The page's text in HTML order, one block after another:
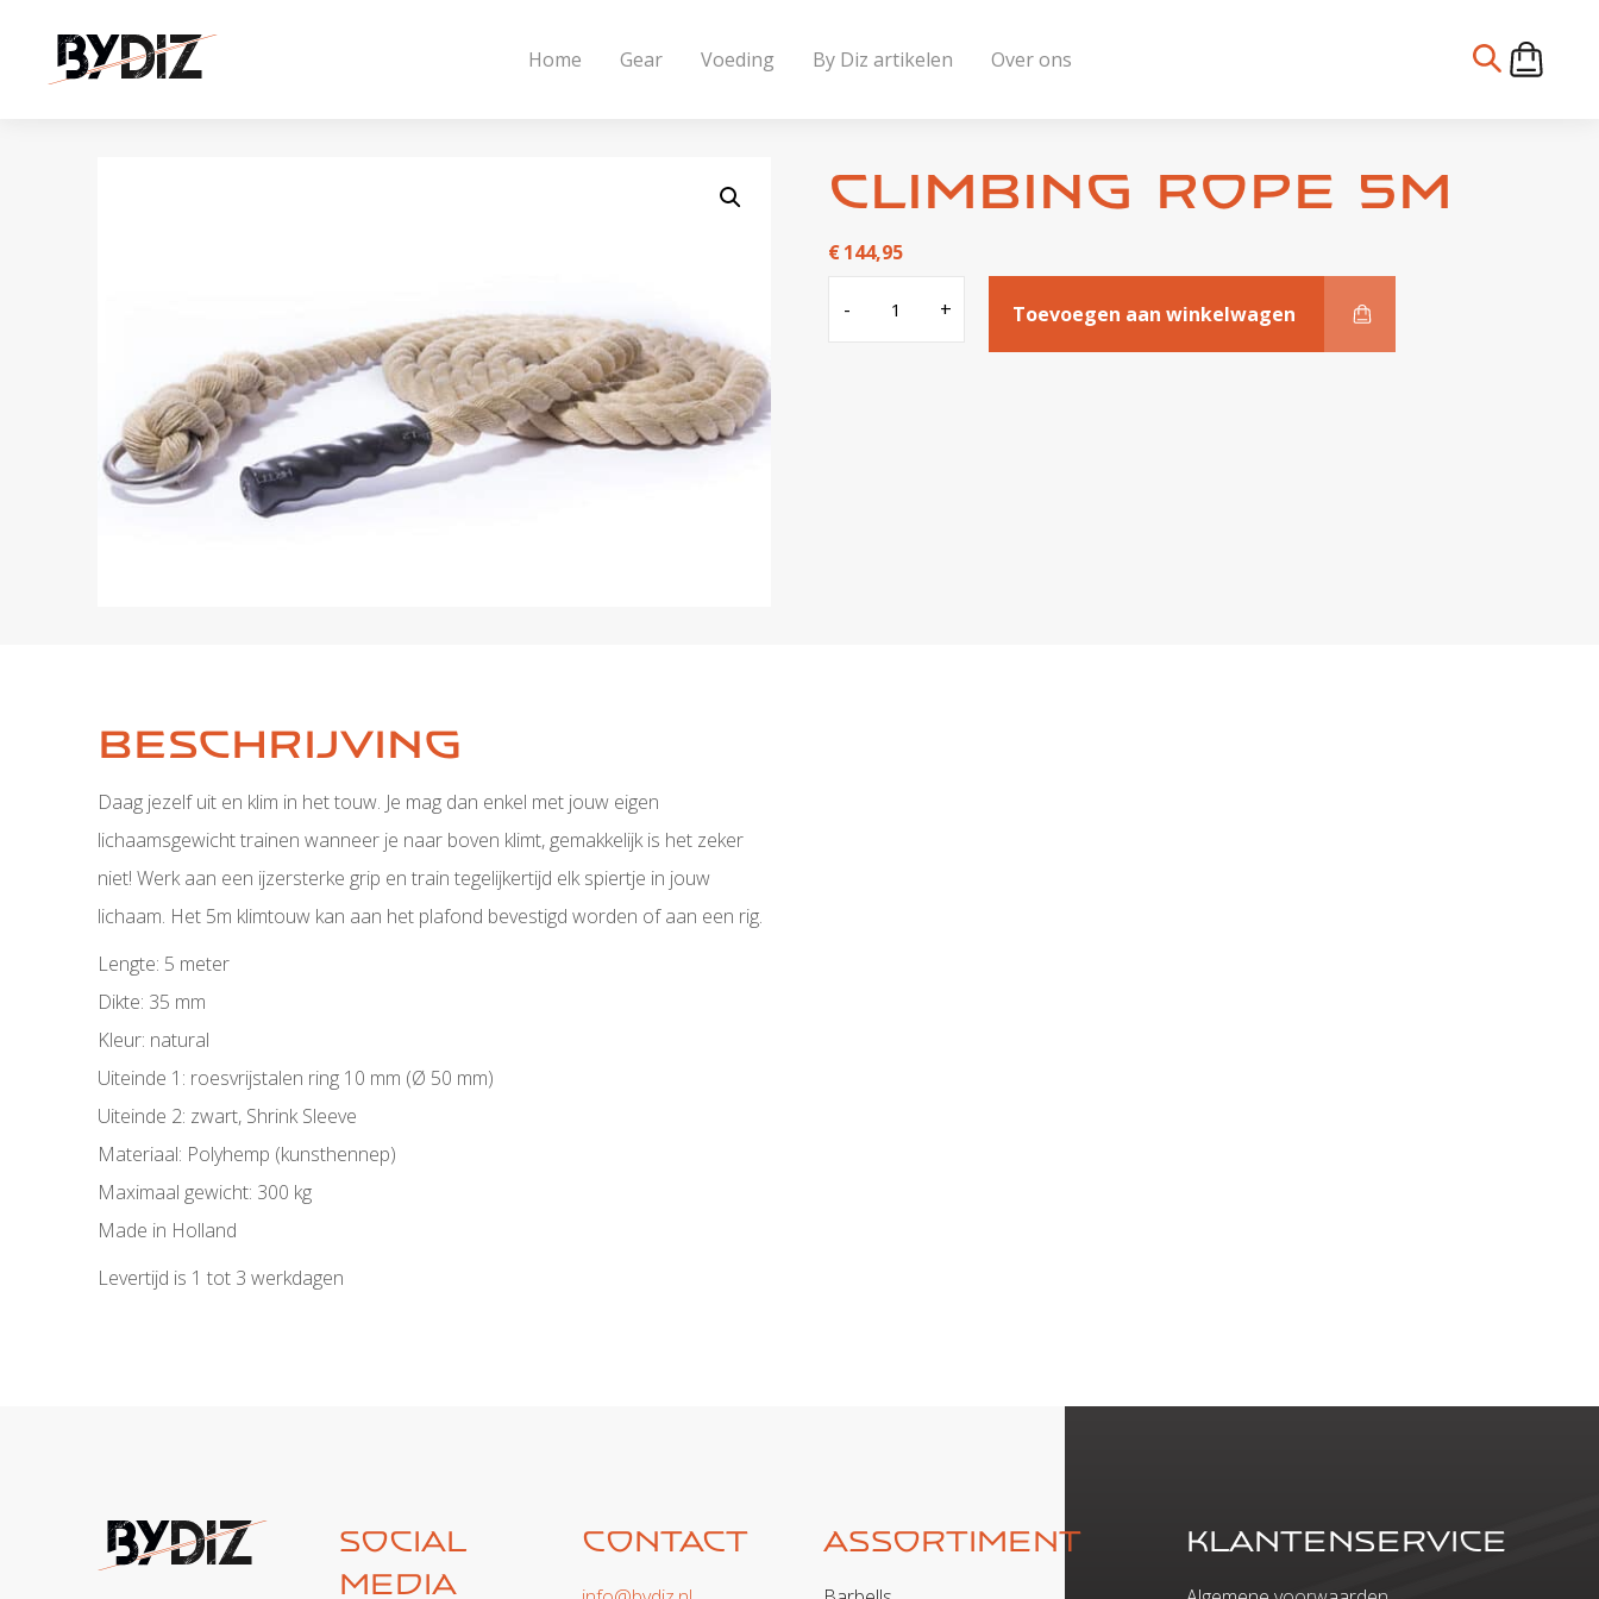
Home Gear Voeding By Diz artikelen Over ons
Climbing Rope 5m
€144,95
- Rope
5m
+ Toevoegen aan winkelwagen
Beschrijving
Daag jezelf uit en klim in het touw. Je mag dan enkel met jouw eigen
lichaamsgewicht trainen wanneer je naar boven klimt, gemakkelijk is het zeker
niet! Werk aan een ijzersterke grip en train tegelijkertijd elk spiertje in jouw
lichaam. Het 5m klimtouw kan aan het plafond bevestigd worden of aan een rig.
Lengte: 5 meter
Dikte: 35 mm
Kleur: natural
Uiteinde 1: roesvrijstalen ring 10 mm (Ø 50 mm)
Uiteinde 2: zwart, Shrink Sleeve
Materiaal: Polyhemp (kunsthennep)
Maximaal gewicht: 300 kg
Made in Holland
Levertijd is 1 tot 3 werkdagen
Social
media
Contact Assortiment Klantenservice